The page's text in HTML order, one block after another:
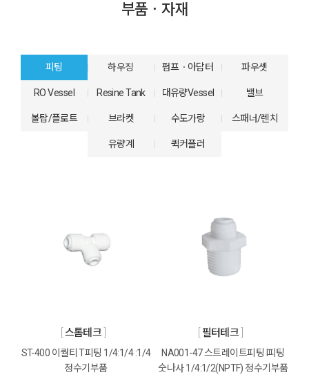
부품ㆍ자재
피팅 하우징 펌프ㆍ아답터 파우셋
RO Vessel Resine Tank 대유량Vessel 밸브
볼탑/플로트 브라켓 수도가랑 스패너/렌치
유량계 퀵커플러
스톰테크
ST-400 이퀄티 T피팅 1/4:1/4 :1/4
정수기부품
필터테크
NA001-47 스트레이트피팅 I피팅
숫나사 1/4:1/2(NPTF) 정수기부품